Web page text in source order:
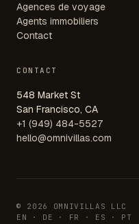
Agences de voyage
Agents immobiliers
Contact
CONTACT
548 Market St
San Francisco, CA
+1 (949) 484-5527
hello@omnivillas.com
© 2026 OMNIVILLAS LLC
EN · DE · FR · ES · PT